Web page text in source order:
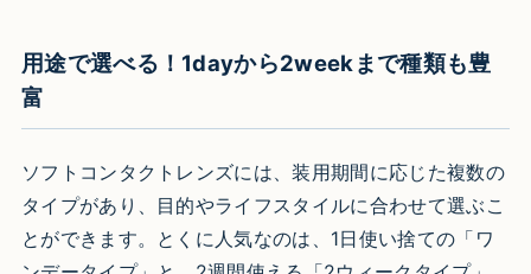
用途で選べる！1dayから2weekまで種類も豊
富
ソフトコンタクトレンズには、装用期間に応じた複数の
タイプがあり、目的やライフスタイルに合わせて選ぶこ
とができます。とくに人気なのは、1日使い捨ての「ワ